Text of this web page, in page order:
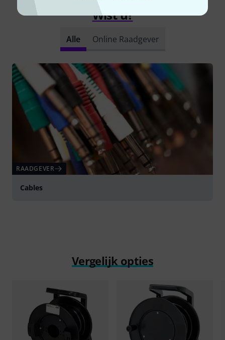
Wist u?
Alle Online Raadgever
RAADGEVER
Cables
Vergelijk opties